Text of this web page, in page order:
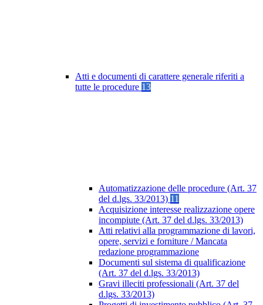
Atti e documenti di carattere generale riferiti a
tutte le procedure 13
Automatizzazione delle procedure (Art. 37
del d.lgs. 33/2013) 11
Acquisizione interesse realizzazione opere
incompiute (Art. 37 del d.lgs. 33/2013)
Atti relativi alla programmazione di lavori,
opere, servizi e forniture / Mancata
redazione programmazione
Documenti sul sistema di qualificazione
(Art. 37 del d.lgs. 33/2013)
Gravi illeciti professionali (Art. 37 del
d.lgs. 33/2013)